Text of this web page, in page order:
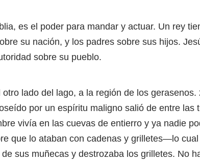
es el poder para mandar y actuar. Un rey
su nación, y los padres sobre sus hijos.
sobre su pueblo.
lado del lago, a la región de los
por un espíritu maligno salió de entre las
vivía en las cuevas de entierro y ya nadie
que lo ataban con cadenas y grilletes—lo
sus muñecas y destrozaba los grilletes. No